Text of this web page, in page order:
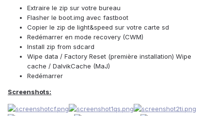
Extraire le zip sur votre bureau
Flasher le boot.img avec fastboot
Copier le zip de light&speed sur votre carte sd
Redémarrer en mode recovery (CWM)
Install zip from sdcard
Wipe data / Factory Reset (première installation) Wipe
cache / DalvikCache (MaJ)
Redémarrer
Screenshots: